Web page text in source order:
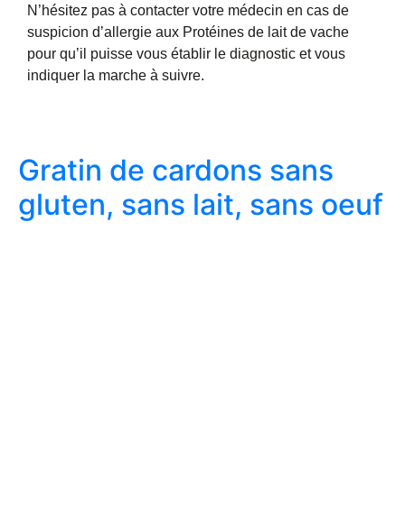
N’hésitez pas à contacter votre médecin en cas de
suspicion d’allergie aux Protéines de lait de vache
pour qu’il puisse vous établir le diagnostic et vous
indiquer la marche à suivre.
Gratin de cardons sans
gluten, sans lait, sans oeuf